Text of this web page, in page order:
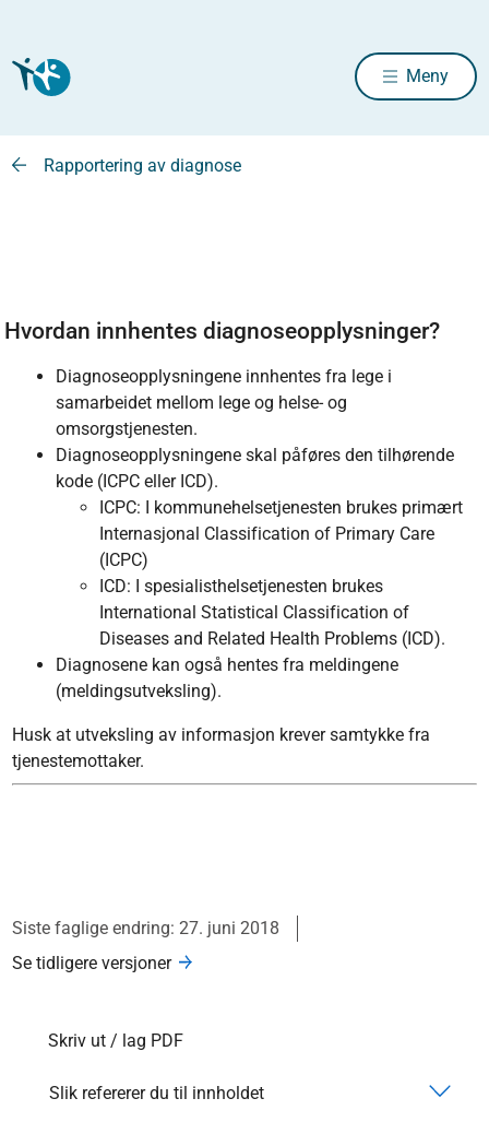
Meny
Rapportering av diagnose
Hvordan innhentes diagnoseopplysninger?
Diagnoseopplysningene innhentes fra lege i
samarbeidet mellom lege og helse- og
omsorgstjenesten.
Diagnoseopplysningene skal påføres den tilhørende
kode (ICPC eller ICD).
ICPC: I kommunehelsetjenesten brukes primært
Internasjonal Classification of Primary Care
(ICPC)
ICD: I spesialisthelsetjenesten brukes
International Statistical Classification of
Diseases and Related Health Problems (ICD).
Diagnosene kan også hentes fra meldingene
(meldingsutveksling).
Husk at utveksling av informasjon krever samtykke fra
tjenestemottaker.
Siste faglige endring: 27. juni 2018
Se tidligere versjoner
Skriv ut / lag PDF
Slik refererer du til innholdet